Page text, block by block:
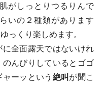
がしっとりつるりんで
いの２種類があります
っくり楽しめます。
全面露天ではないけれ
んびりしているとゴゴ
ャーッという 絶叫 が聞こ